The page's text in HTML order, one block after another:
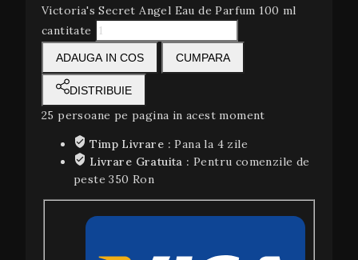
Victoria's Secret Angel Eau de Parfum 100 ml
cantitate
ADAUGA IN COS CUMPARA
DISTRIBUIE
25 persoane pe pagina in acest moment
Timp Livrare :Pana la 4 zile
Livrare Gratuita :Pentru comenzile de
peste 350 Ron